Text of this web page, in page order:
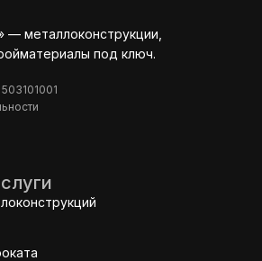
металлоконструкции,
под ключ.